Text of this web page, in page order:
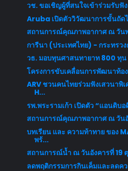
วช. ขอเชิญผู้ที่สนใจเข้าร่วมรับฟั
Aruba เปิดตัววิวัฒนาการขั้นถัด
สถานการณ์คุณภาพอากาศ ณ วัน
การีนา (ประเทศไทย) - กระทรว
วธ. มอบทุนศาสนทายาท 800 ทุ
โครงการขับเคลื่อนการพัฒนาท้อ
ARV ชวนคนไทยร่วมฟังเสวนาพิ
H...
รพ.พระรามเก้า เปิดตัว “แอนติบ
สถานการณ์คุณภาพอากาศ ณ วัน
บทเรียน และ ความท้าทาย ของ
พร้...
สถานการณ์น้ำ ณ วันอังคารที่ 19
ลดพฤติกรรมการกินเค็มและลด